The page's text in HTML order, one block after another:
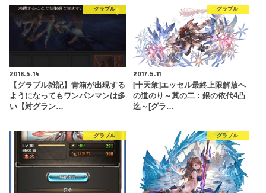
グラブル
2018.5.14
【グラブル雑記】青箱が出現する
ようになってもワンパンマンは多
い【対グラン…
グラブル
2017.5.11
[十天衆]エッセル最終上限解放へ
の道のり～其の二：銀の依代4凸
迄～[グラ…
グラブル グラブル